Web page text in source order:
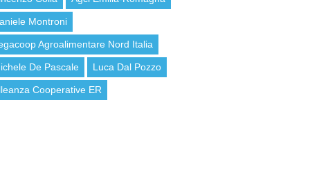
Montroni
Agroalimentare Nord Italia
De Pascale Luca Dal Pozzo
Cooperative ER